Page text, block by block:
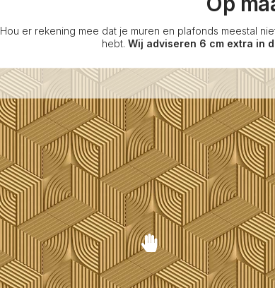
Hou er rekening mee dat je muren en plafonds meestal
hebt. Wij adviseren 6 cm extra in